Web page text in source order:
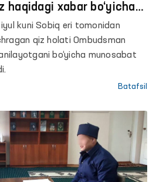
haqidagi xabar bo‘yicha
kuni Sobiq eri tomonidan
qiz holati Ombudsman
bo‘yicha munosabat
Batafsil